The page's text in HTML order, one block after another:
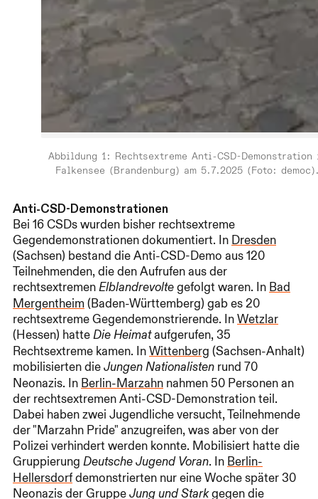
Abbildung 1: Rechtsextreme Anti-CSD-Demonstration
Falkensee (Brandenburg) am 5.7.2025 (Foto:
Anti-CSD-Demonstrationen
Bei 16 CSDs wurden bisher rechtsextreme
Gegendemonstrationen dokumentiert. In Dresden
(Sachsen) bestand die Anti-CSD-Demo aus 120
Teilnehmenden, die den Aufrufen aus der
rechtsextremen Elblandrevolte gefolgt waren. In Bad
Mergentheim(Baden-Württemberg) gab es 20
rechtsextreme Gegendemonstrierende. InWetzlar
(Hessen) hatte Die Heimataufgerufen, 35
Rechtsextreme kamen. InWittenberg (Sachsen-Anhalt)
mobilisierten die Jungen Nationalisten rund 70
Neonazis. In Berlin-Marzahn nahmen 50 Personen an
der rechtsextremen Anti-CSD-Demonstration teil.
Dabei haben zwei Jugendliche versucht, Teilnehmende
der "Marzahn Pride" anzugreifen, was aber von der
Polizei verhindert werden konnte. Mobilisiert hatte die
Gruppierung Deutsche Jugend Voran. In Berlin-
Hellersdorfdemonstrierten nur eine Woche später 30
Neonazis der Gruppe Jung und Starkgegen die